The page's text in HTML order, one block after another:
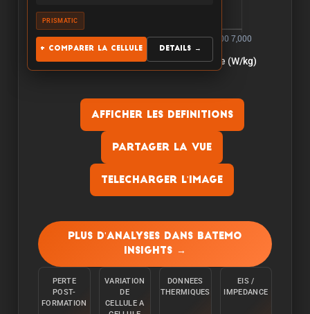
PRISMATIC
+ Comparer la cellule Details →
Afficher les definitions
Partager la vue
Telecharger l'image
La capacite est mesuree en dechargeant la
cellule a une temperature ambiante de 25°C a
partir de 100% avec un courant constant C/10
atteinte.
Plus d'analyses dans Batemo
Insights →
PERTE
POST-
FORMATION
VARIATION
DE
CELLULE A
DONNEES
THERMIQUES
EIS /
IMPEDANCE